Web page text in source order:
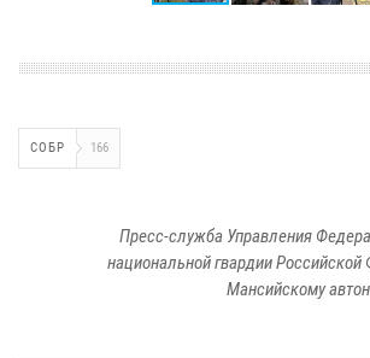
СОБР 166
Пресс-служба Управления
национальной гвардии
Мансийскому